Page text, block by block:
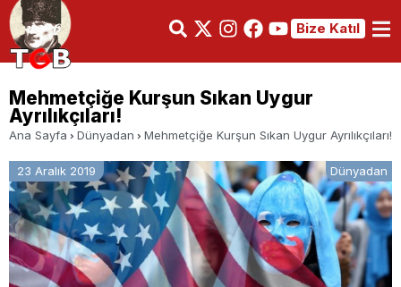
Bize Katıl
Mehmetçiğe Kurşun Sıkan Uygur
Ayrılıkçıları!
Ana Sayfa Dünyadan Mehmetçiğe Kurşun Sıkan Uygur Ayrılıkçıları!
23 Aralık 2019 Dünyadan